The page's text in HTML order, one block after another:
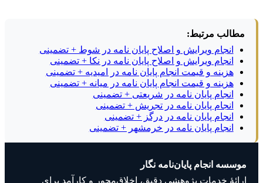
مطالب مرتبط:
انجام ویرایش و اصلاح پایان نامه در شوط + تضمینی
انجام ویرایش و اصلاح پایان نامه در نکا + تضمینی
هزینه و قیمت انجام پایان نامه در امیدیه + تضمینی
هزینه و قیمت انجام پایان نامه در میانه + تضمینی
انجام پایان نامه در شریعتی + تضمینی
انجام پایان نامه در تجریش + تضمینی
انجام پایان نامه در درگز + تضمینی
انجام پایان نامه در خرمشهر + تضمینی
موسسه انجام پایان‌نامه نگار
ارائهٔ خدمات پژوهشی دقیق، اخلاق‌محور و کارآمد برای